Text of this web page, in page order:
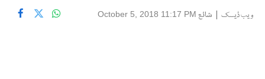
ویب ڈیسک | شائع October 5, 2018 11:17 PM